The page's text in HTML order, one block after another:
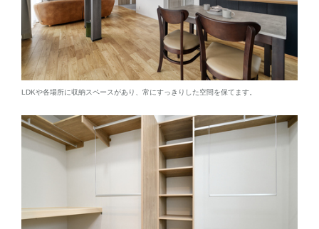
LDKや各場所に収納スペースがあり、常にすっきりした空間を保てます。